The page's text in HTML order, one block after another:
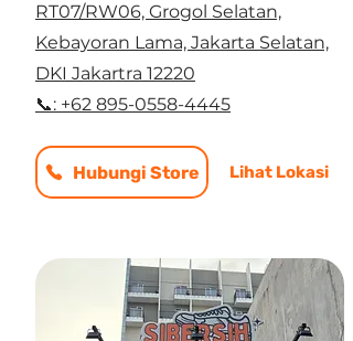
RT07/RW06, Grogol Selatan,
Kebayoran Lama, Jakarta Selatan,
DKI Jakartra 12220
📞: +62 895-0558-4445
Hubungi Store Lihat Lokasi